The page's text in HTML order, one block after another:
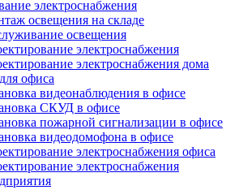
электроснабжения
освещения на складе
освещения
электроснабжения
электроснабжения дома
офиса
видеонаблюдения в офисе
СКУД в офисе
пожарной сигнализации в офисе
видеодомофона в офисе
электроснабжения офиса
электроснабжения